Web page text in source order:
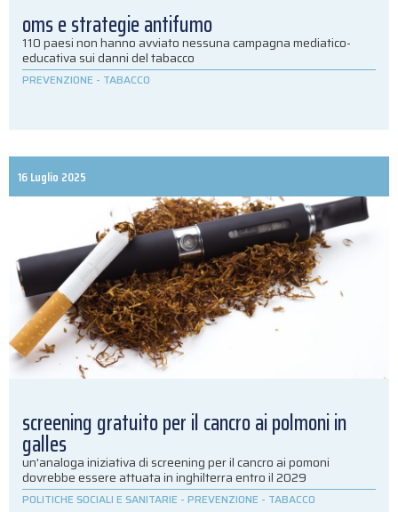
oms e strategie antifumo
110 paesi non hanno avviato nessuna campagna mediatico-
educativa sui danni del tabacco
PREVENZIONE - TABACCO
16 Luglio 2025
screening gratuito per il cancro ai polmoni in
galles
un'analoga iniziativa di screening per il cancro ai pomoni
dovrebbe essere attuata in inghilterra entro il 2029
POLITICHE SOCIALI E SANITARIE - PREVENZIONE - TABACCO